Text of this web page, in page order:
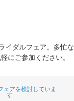
イダルフェア。多忙な
にご参加ください。
ェアを検討していま
す